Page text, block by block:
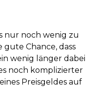
nur noch wenig zu
Chance, dass
wenig länger dabei
noch komplizierter
Preisgeldes auf